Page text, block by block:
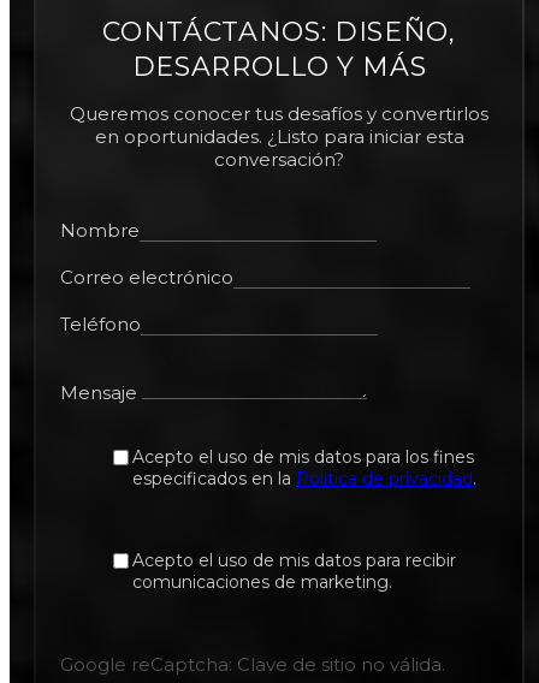
CONTÁCTANOS: DISEÑO,
DESARROLLO Y MÁS
Queremos conocer tus desafíos y convertirlos
en oportunidades. ¿Listo para iniciar esta
conversación?
Nombre
Correo electrónico
Teléfono
Mensaje
Acepto el uso de mis datos para los fines
especificados en la Política de privacidad.
Acepto el uso de mis datos para recibir
comunicaciones de marketing.
Google reCaptcha: Clave de sitio no válida.